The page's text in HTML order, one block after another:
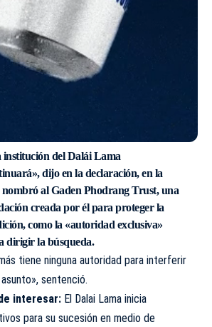
institución del Dalái Lama
dijo en la declaración, en la
nombró alGaden Phodrang Trust,una
creada por él para proteger la
como la «autoridad exclusiva»
dirigir la búsqueda.
tiene ninguna autoridad para interferir
sentenció.
interesar: El Dalai Lama inicia
para su sucesión en medio de